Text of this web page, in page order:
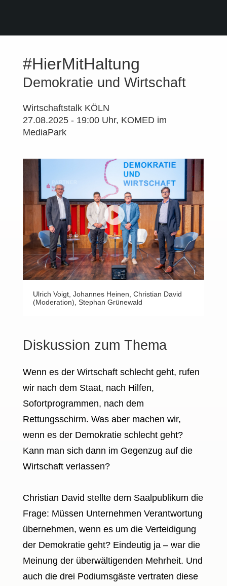
#HierMitHaltung
Demokratie und Wirtschaft
Wirtschaftstalk KÖLN
27.08.2025 - 19:00 Uhr, KOMED im
MediaPark
Ulrich Voigt, Johannes Heinen, Christian David
(Moderation), Stephan Grünewald
Diskussion zum Thema
Wenn es der Wirtschaft schlecht geht, rufen
wir nach dem Staat, nach Hilfen,
Sofortprogrammen, nach dem
Rettungsschirm. Was aber machen wir,
wenn es der Demokratie schlecht geht?
Kann man sich dann im Gegenzug auf die
Wirtschaft verlassen?
Christian David stellte dem Saalpublikum die
Frage: Müssen Unternehmen Verantwortung
übernehmen, wenn es um die Verteidigung
der Demokratie geht? Eindeutig ja – war die
Meinung der überwältigenden Mehrheit. Und
auch die drei Podiumsgäste vertraten diese